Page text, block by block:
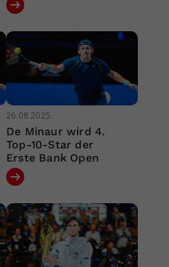
26.08.2025
De Minaur wird 4.
Top-10-Star der
Erste Bank Open